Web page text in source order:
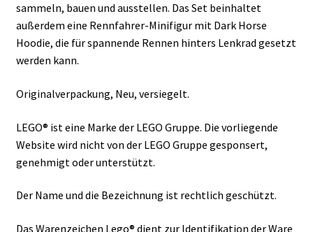
sammeln, bauen und ausstellen. Das Set beinhaltet
außerdem eine Rennfahrer-Minifigur mit Dark Horse
Hoodie, die für spannende Rennen hinters Lenkrad gesetzt
werden kann.
Originalverpackung, Neu, versiegelt.
LEGO® ist eine Marke der LEGO Gruppe. Die vorliegende
Website wird nicht von der LEGO Gruppe gesponsert,
genehmigt oder unterstützt.
Der Name und die Bezeichnung ist rechtlich geschützt.
Das Warenzeichen Lego® dient zur Identifikation der Ware